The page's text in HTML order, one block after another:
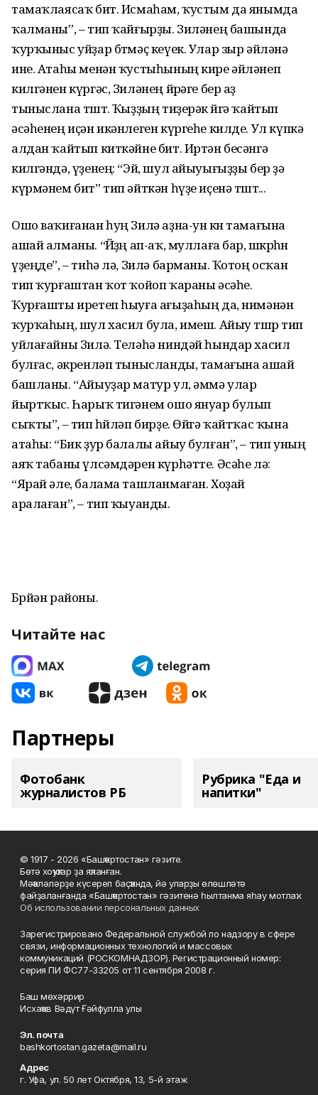
тамаҡлаясаҡ бит. Исмаһам, ҡустым да янымда
ҡалманы”, – тип ҡайғырҙы. Зиләнең башында
ҡурҡыныс уйҙар бөтмәҫ кеүек. Улар зыр әйләнә
ине. Атаһы менән ҡус­тыһының кире әйләнеп
килгәнен күргәс, Зиләнең йөрәге бер аҙ
тыныслана төштө. Ҡыҙҙың тиҙерәк өйгә ҡайтып
әсәһенең иҫән икәнлеген күргеһе килде. Ул күпкә
алдан ҡайтып киткәйне бит. Иртән бесәнгә
килгәндә, үҙенең: “Эй, шул айыуығыҙҙы бер ҙә
күрмәнем бит” тип әйткән һүҙе иҫенә төштө...
Ошо ваҡиғанан һуң Зилә аҙна-ун көн тамағына
ашай алманы. “Йөҙөң ап-аҡ, муллаға бар, өшкөрһөн
үҙеңде”, – тиһә лә, Зилә барманы. Ҡотоң осҡан
тип ҡурғаштан ҡот ҡойоп ҡараны әсәһе.
Ҡурғашты иретеп һыуға ағыҙаһың да, нимәнән
ҡурҡаһың, шул хасил була, имеш. Айыу төшөр тип
уйлағайны Зилә. Теләһә ниндәй һындар хасил
булғас, әкренләп тынысланды, тамағына ашай
башланы. “Айыуҙар матур ул, әммә улар
йыртҡыс. Һарыҡ тигәнем ошо януар булып
сыҡты”, – тип һөйләп бирҙе. Өйгә ҡайтҡас ҡына
атаһы: “Бик ҙур балалы айыу булған”, – тип уның
аяҡ табаны үлсәмдәрен күрһәтте. Әсәһе лә:
“Ярай әле, балама ташланмаған. Хоҙай
аралаған”, – тип ҡыуанды.
Бөрйән районы.
Читайте нас
Партнеры
Фотобанк
журналистов РБ
Рубрика "Еда и
напитки"
© 1917 - 2026 «Башҡортостан» гәзите.
Бөтә хоҡуҡтар ҙа яҡланған.
Мәҡәләләрҙе күсереп баҫҡанда, йә уларҙы өлөшләтә
файҙаланғанда «Башҡортостан» гәзитенә һылтанма яһау мотлаҡ.
Об использовании персональных данных
Зарегистрировано Федеральной службой по надзору в сфере
связи, информационных технологий и массовых
коммуникаций (РОСКОМНАДЗОР). Регистрационный номер:
серия ПИ ФС77-33205 от 11 сентября 2008 г.
Баш мөхәррир
Исхаҡов Вәдүт Ғәйфулла улы
Эл. почта
bashkortostan.gazeta@mail.ru
Адрес
г. Уфа, ул. 50 лет Октября, 13, 5-й этаж